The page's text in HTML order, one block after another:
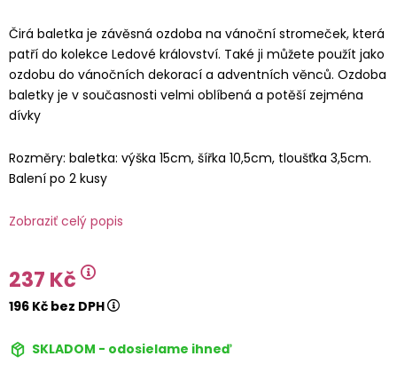
Čirá baletka je závěsná ozdoba na vánoční stromeček, která
patří do kolekce Ledové království. Také ji můžete použít jako
ozdobu do vánočních dekorací a adventních věnců. Ozdoba
baletky je v současnosti velmi oblíbená a potěší zejména
dívky
Rozměry: baletka: výška 15cm, šířka 10,5cm, tloušťka 3,5cm.
Balení po 2 kusy
Zobraziť celý popis
237 Kč
196 Kč bez DPH
SKLADOM - odosielame ihneď